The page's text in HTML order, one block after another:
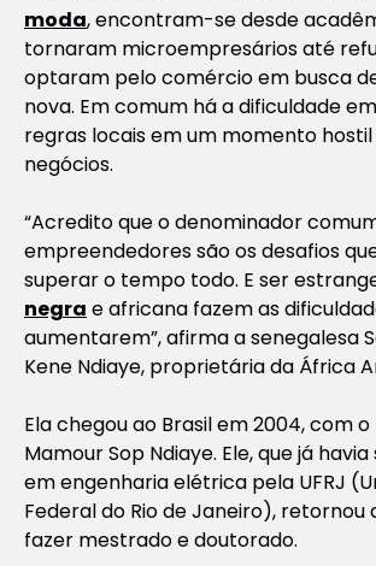
moda, encontram-se desde
tornaram microempresários até
optaram pelo comércio em busca
nova. Em comum há a dificuldade
regras locais em um momento
negócios.
“Acredito que o denominador
empreendedores são os desafios
superar o tempo todo. E ser
negra e africana fazem as
aumentarem”, afirma a senegalesa
Kene Ndiaye, proprietária da África
Ela chegou ao Brasil em 2004, com
Mamour Sop Ndiaye. Ele, que já
em engenharia elétrica pela UFRJ
Federal do Rio de Janeiro), retornou
fazer mestrado e doutorado.